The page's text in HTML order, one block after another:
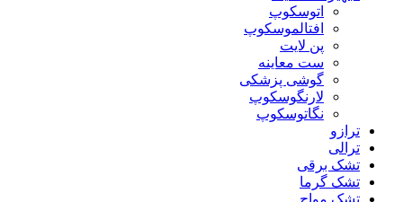
اتوسکوپ
افتالموسکوپ
پن لایت
ست معاینه
گوشی پزشکی
لارنگوسکوپ
نگاتوسکوپ
ترازو
ترالی
تشک برقی
تشک گرما
تشک مواج